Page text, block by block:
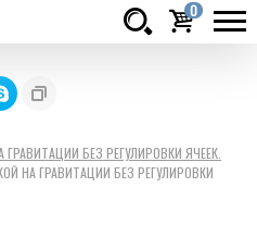
0
руб.
БЕЗ РЕГУЛИРОВКИ ЯЧЕЕК.
НА ГРАВИТАЦИИ БЕЗ РЕГУЛИРОВКИ